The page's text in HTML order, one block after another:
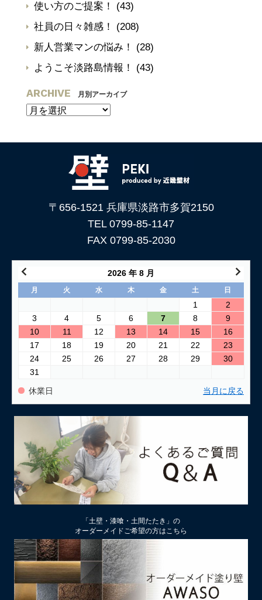
使い方のご提案！
(43)
社員の日々雑感！
(208)
新人営業マンの悩み！
(28)
ようこそ淡路島情報！
(43)
ARCHIVE 月別アーカイブ
〒656-1521 兵庫県淡路市多賀2150
TEL 0799-85-1147
FAX 0799-85-2030
2026 年 8 月
月 火 水 木 金 土 日
1
2
3
4 5 6 7 8
9
10
11 12 13 14 15
16
17
18 19 20 21 22
23
24
25 26 27 28 29
30
31
休業日 当月に戻る
「土壁・漆喰・土間たたき」の
オーダーメイドご希望の方はこちら